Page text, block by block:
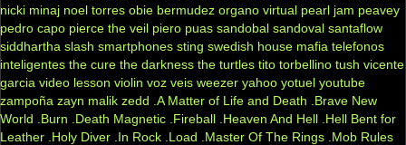
nicki minaj noel torres obie bermudez organo virtual pearl jam peavey
pedro capo pierce the veil piero puas sandobal sandoval santaflow
siddhartha slash smartphones sting swedish house mafia telefonos
inteligentes the cure the darkness the turtles tito torbellino tush vicente
garcia video lesson violin voz veis weezer yahoo yotuel youtube
zampoña zayn malik zedd .A Matter of Life and Death
.Brave New
World
.Burn .Death Magnetic .Fireball .Heaven And Hell .Hell Bent for
Leather .Holy Diver .In Rock .Load .Master Of The Rings .Mob Rules